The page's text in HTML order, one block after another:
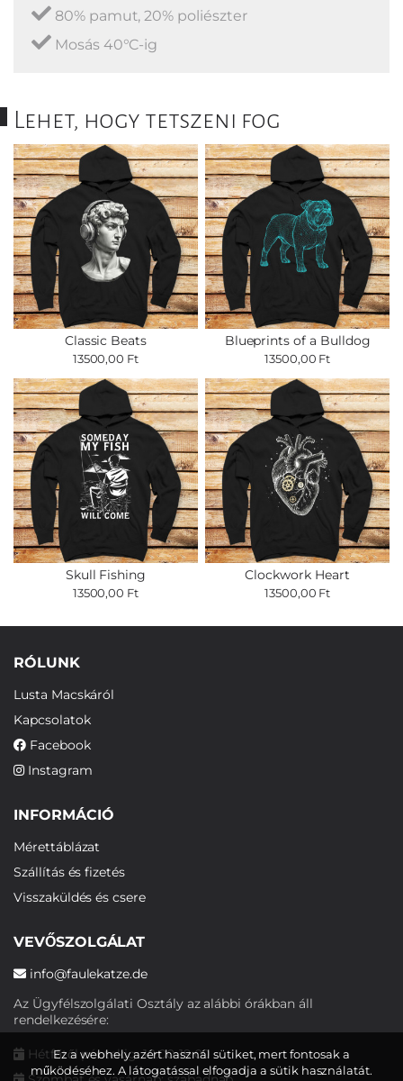
80% pamut, 20% poliészter
Mosás 40°C-ig
Lehet, hogy tetszeni fog
Classic Beats
13500,00 Ft
Blueprints of a Bulldog
13500,00 Ft
Skull Fishing
13500,00 Ft
Clockwork Heart
13500,00 Ft
RÓLUNK
Lusta Macskáról
Kapcsolatok
Facebook
Instagram
INFORMÁCIÓ
Mérettáblázat
Szállítás és fizetés
Visszaküldés és csere
VEVŐSZOLGÁLAT
info@faulekatze.de
Az Ügyfélszolgálati Osztály az alábbi órákban áll
rendelkezésére:
Hétfőtől péntekig: 10:00-19:00
Ez a webhely azért használ sütiket, mert fontosak a
működéséhez. A látogatással elfogadja a sütik használatát.